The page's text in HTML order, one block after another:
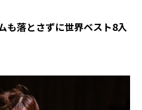
も落とさずに世界ベスト8入